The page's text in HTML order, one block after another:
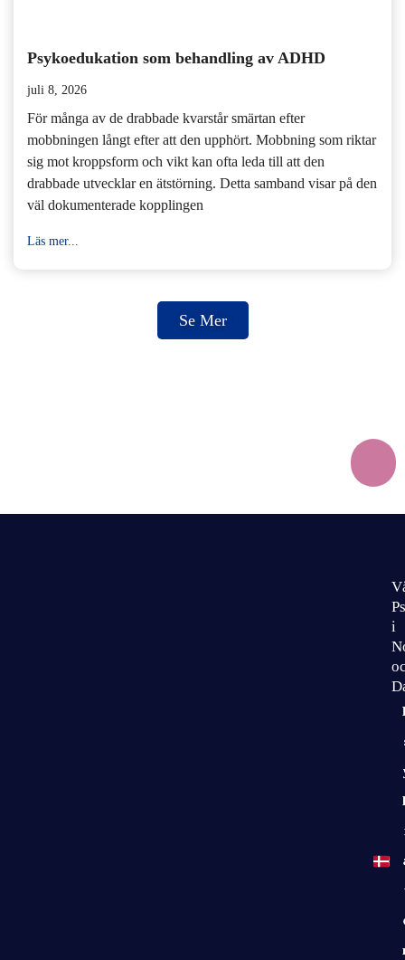
Psykoedukation som behandling av ADHD
juli 8, 2026
För många av de drabbade kvarstår smärtan efter
mobbningen långt efter att den upphört. Mobbning som riktar
sig mot kroppsform och vikt kan ofta leda till att den
drabbade utvecklar en ätstörning. Detta samband visar på den
väl dokumenterade kopplingen
Läs mer...
Se Mer
i